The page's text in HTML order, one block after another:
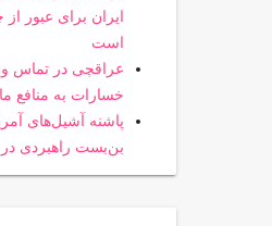
ایران برای عبور
است
عراقچی در تماس
خسارات به منافع
پاشنه آشیل‌های
بن‌بست راهبردی در